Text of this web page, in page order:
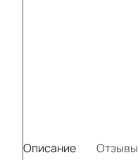
Описание Отзывы